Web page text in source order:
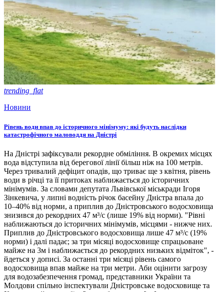
trending_flat
Новини
Рівень води впав до історичного мінімуму: які будуть наслідки
катастрофічного маловоддя на Дністрі
На Дністрі зафіксували рекордне обміління. В окремих місцях
вода відступила від берегової лінії більш ніж на 100 метрів.
Через тривалий дефіцит опадів, що триває ще з квітня, рівень
води в річці та її притоках наближається до історичних
мінімумів. За словами депутата Львівської міськради Ігоря
Зінкевича, у липні водність річок басейну Дністра впала до
10–40% від норми, а приплив до Дністровського водосховища
знизився до рекордних 47 м³/с (лише 19% від норми). "Рівні
наближаються до історичних мінімумів, місцями - нижче них.
Приплив до Дністровського водосховища лише 47 м³/с (19%
норми) і далі падає; за три місяці водосховище спрацьоване
майже на 3м і наближається до рекордних низьких відміток", -
йдеться у дописі. За останні три місяці рівень самого
водосховища впав майже на три метри. Аби оцінити загрозу
для водозабезпечення громад, представники України та
Молдови спільно інспектували Дністровське водосховище та